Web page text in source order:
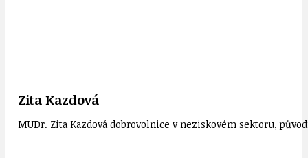
Zita Kazdová
MUDr. Zita Kazdová dobrovolnice v neziskovém sektoru,